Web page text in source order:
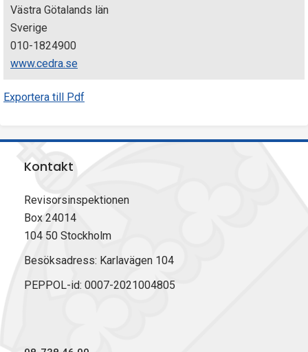
Västra Götalands län
Sverige
010-1824900
www.cedra.se
Exportera till Pdf
Kontakt
Revisorsinspektionen
Box 24014
104 50 Stockholm
Besöksadress: Karlavägen 104
PEPPOL-id: 0007-2021004805